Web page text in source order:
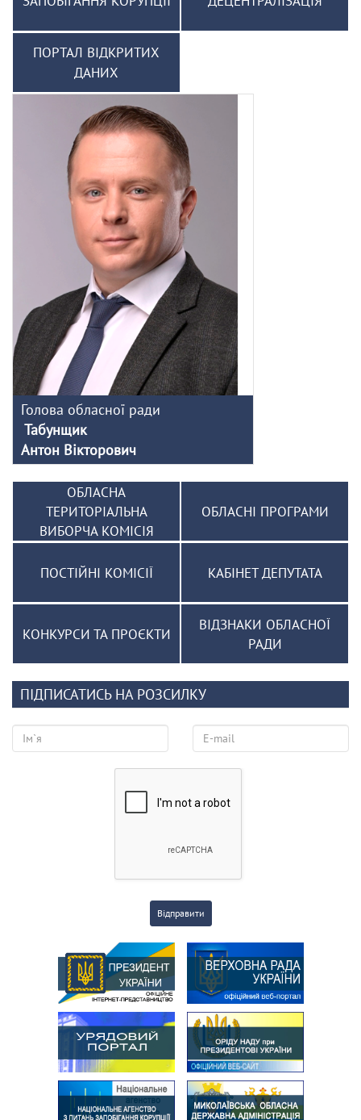
ПОРТАЛ ВІДКРИТИХ
ДАНИХ
Голова обласної ради
Табунщик
Антон Вікторович
ОБЛАСНА
ТЕРИТОРІАЛЬНА
ВИБОРЧА КОМІСІЯ
ОБЛАСНІ ПРОГРАМИ
ПОСТІЙНІ КОМІСІЇ КАБІНЕТ ДЕПУТАТА
КОНКУРСИ ТА ПРОЄКТИ
ВІДЗНАКИ ОБЛАСНОЇ
РАДИ
ПІДПИСАТИСЬ НА РОЗСИЛКУ
Відправити